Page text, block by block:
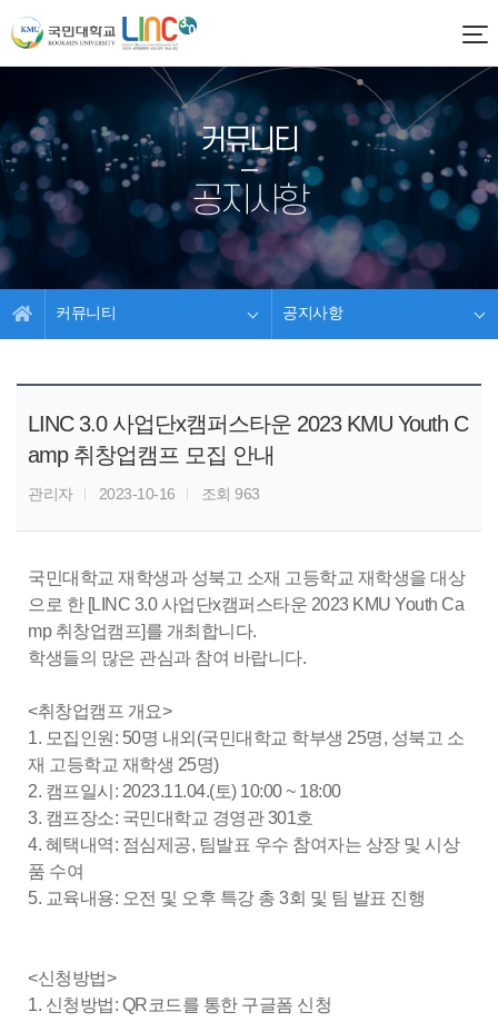
커뮤니티
공지사항
커뮤니티 공지사항
LINC 3.0 사업단x캠퍼스타운 2023 KMU Youth C
amp 취창업캠프 모집 안내
관리자 2023-10-16 조회 963
국민대학교 재학생과 성북고 소재 고등학교 재학생을 대상
으로 한 [LINC 3.0 사업단x캠퍼스타운 2023 KMU Youth Ca
mp 취창업캠프]를 개최합니다.
학생들의 많은 관심과 참여 바랍니다.
<취창업캠프 개요>
1. 모집인원: 50명 내외(국민대학교 학부생 25명, 성북고 소
재 고등학교 재학생 25명)
2. 캠프일시: 2023.11.04.(토) 10:00 ~ 18:00
3. 캠프장소: 국민대학교 경영관 301호
4. 혜택내역: 점심제공, 팀발표 우수 참여자는 상장 및 시상
품 수여
5. 교육내용: 오전 및 오후 특강 총 3회 및 팀 발표 진행
<신청방법>
1. 신청방법: QR코드를 통한 구글폼 신청